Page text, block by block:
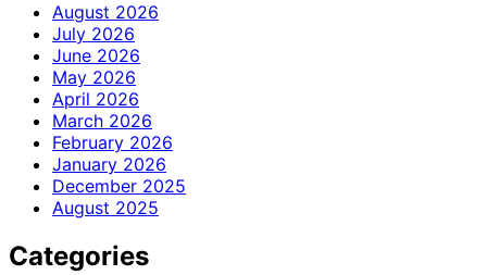
August 2026
July 2026
June 2026
May 2026
April 2026
March 2026
February 2026
January 2026
December 2025
August 2025
Categories